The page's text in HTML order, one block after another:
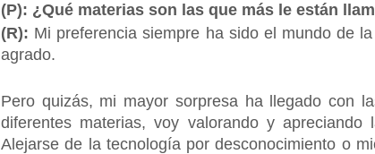
(P): ¿Qué materias son las que más le están
(R): Mi preferencia siempre ha sido el mundo de
agrado.
Pero quizás, mi mayor sorpresa ha llegado con
diferentes materias, voy valorando y
Alejarse de la tecnología por desconocimiento o